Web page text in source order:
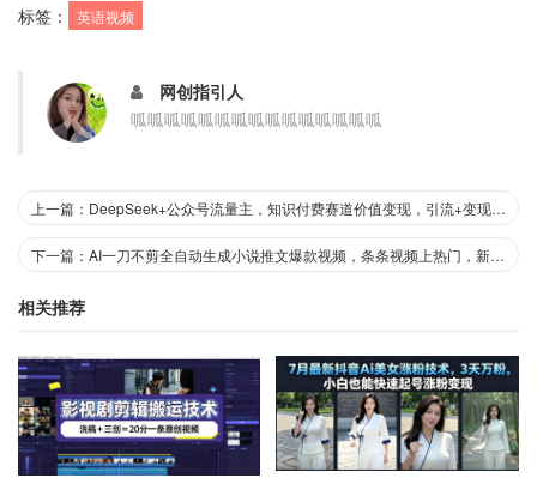
标签： 英语视频
网创指引人
呱呱呱呱呱呱呱呱呱呱呱呱呱呱呱
上一篇：DeepSeek+公众号流量主，知识付费赛道价值变现，引流+变现全流程
下一篇：AI一刀不剪全自动生成小说推文爆款视频，条条视频上热门，新手小白也能当天日入数张
相关推荐